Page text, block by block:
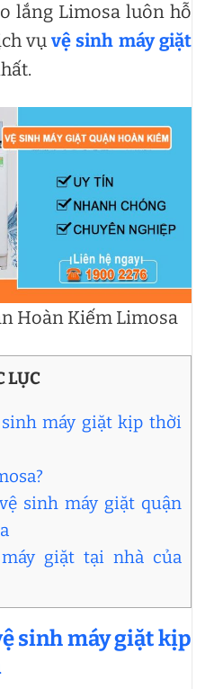
lắng Limosa luôn hỗ
vụvệ sinh máy giặt
Hoàn Kiếm Limosa
LỤC
máy giặt kịp thời
sinh máy giặt quận
giặt tại nhà của
sinh máy giặt kịp